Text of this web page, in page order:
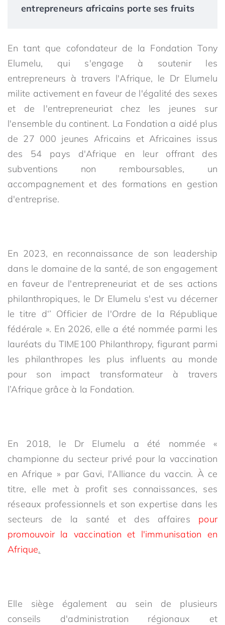
entrepreneurs africains porte ses fruits
En tant que cofondateur de la Fondation Tony
Elumelu, qui s'engage à soutenir les
entrepreneurs à travers l'Afrique, le Dr Elumelu
milite activement en faveur de l'égalité des sexes
et de l'entrepreneuriat chez les jeunes sur
l'ensemble du continent. La Fondation a aidé plus
de 27 000 jeunes Africains et Africaines issus
des 54 pays d'Afrique en leur offrant des
subventions non remboursables, un
accompagnement et des formations en gestion
d'entreprise.
En 2023, en reconnaissance de son leadership
dans le domaine de la santé, de son engagement
en faveur de l'entrepreneuriat et de ses actions
philanthropiques, le Dr Elumelu s'est vu décerner
le titre d‘’ Officier de l'Ordre de la République
fédérale ». En 2026, elle a été nommée parmi les
lauréats du TIME100 Philanthropy, figurant parmi
les philanthropes les plus influents au monde
pour son impact transformateur à travers
l’Afrique grâce à la Fondation.
En 2018, le Dr Elumelu a été nommée «
championne du secteur privé pour la vaccination
en Afrique » par Gavi, l'Alliance du vaccin. À ce
titre, elle met à profit ses connaissances, ses
réseaux professionnels et son expertise dans les
secteurs de la santé et des affaires pour
promouvoir la vaccination et l'immunisation en
Afrique.
Elle siège également au sein de plusieurs
conseils d'administration régionaux et